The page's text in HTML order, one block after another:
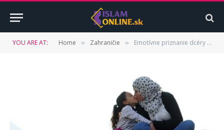
YOU ARE AT: Home » Zahraničie » Emotívne priznanie dcéry svojej matke: „Niekedy mám pocit, že byť muslimkou je zločin“